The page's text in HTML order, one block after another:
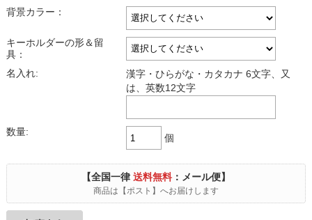
背景カラー：
キーホルダーの形＆留
具：
名入れ:
漢字・ひらがな・カタカナ 6文字、又
は、英数12文字
数量:
個
【全国一律送料無料 ：メール便】
商品は【ポスト】へお届けします